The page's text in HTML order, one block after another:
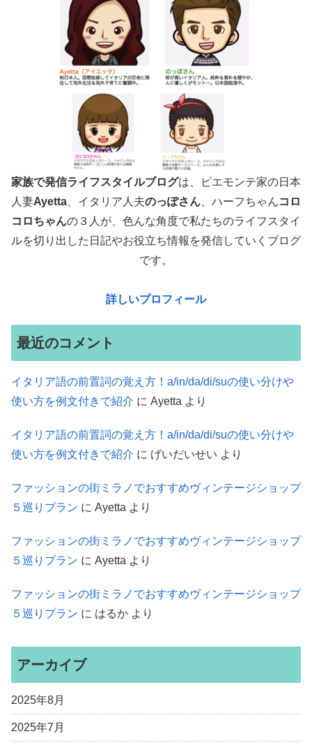
家族で発信ライフスタイルブログは、ピエモンテ家の日本
人妻Ayetta 、イタリア人夫のっぽさん 、ハーフちゃんコロ
コロちゃんの３人が、色んな角度で私たちのライフスタイ
ルを切り出した日記やお役立ち情報を発信していくブログ
です。
詳しいプロフィール
最近のコメント
イタリア語の前置詞の覚え方！a/in/da/di/suの使い分けや
使い方を例文付きで紹介 に Ayetta より
イタリア語の前置詞の覚え方！a/in/da/di/suの使い分けや
使い方を例文付きで紹介 に げいだいせい より
ファッションの街ミラノでおすすめヴィンテージショップ
５巡りプラン に Ayetta より
ファッションの街ミラノでおすすめヴィンテージショップ
５巡りプラン に Ayetta より
ファッションの街ミラノでおすすめヴィンテージショップ
５巡りプラン に はるか より
アーカイブ
2025年8月
2025年7月